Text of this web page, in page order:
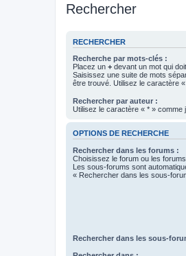
Rechercher
RECHERCHER
Recherche par mots-clés :
Placez un + devant un mot qui
Saisissez une suite de mots
être trouvé. Utilisez le caractère
Rechercher par auteur :
Utilisez le caractère « * » comme
OPTIONS DE RECHERCHE
Rechercher dans les forums :
Choisissez le forum ou les
Les sous-forums sont
« Rechercher dans les sous-
Rechercher dans les sous-